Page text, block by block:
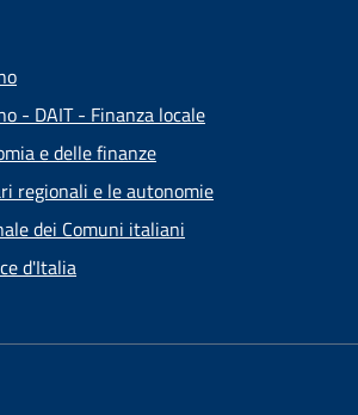
- DAIT - Finanza locale
e delle finanze
regionali e le autonomie
dei Comuni italiani
d'Italia